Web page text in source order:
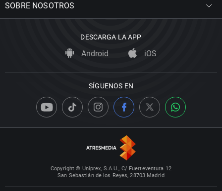
SOBRE NOSOTROS
DESCARGA LA APP
Android iOS
SÍGUENOS EN
Copyright © Uniprex, S.A.U., C/ Fuerteventura 12
San Sebastián de los Reyes, 28703 Madrid